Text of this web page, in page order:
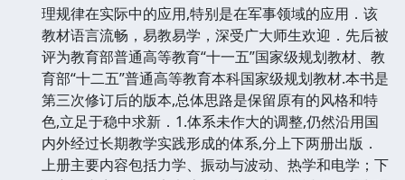
理规律在实际中的应用,特别是在军事领域的应用．该
教材语言流畅，易教易学，深受广大师生欢迎．先后被
评为教育部普通高等教育“十一五”国家级规划教材、教
育部“十二五”普通高等教育本科国家级规划教材.本书是
第三次修订后的版本,总体思路是保留原有的风格和特
色,立足于稳中求新．1.体系未作大的调整,仍然沿用国
内外经过长期教学实践形成的体系,分上下两册出版．
上册主要内容包括力学、振动与波动、热学和电学；下